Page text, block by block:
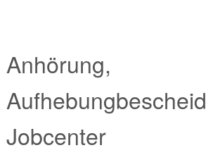
Anhörung,
Aufhebungbescheid
Jobcenter